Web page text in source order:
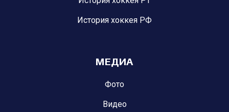
История хоккея РФ
МЕДИА
Фото
Видео